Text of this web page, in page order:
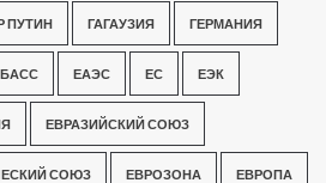
ПУТИН ГАГАУЗИЯ ГЕРМАНИЯ
ЕАЭС ЕС ЕЭК
ЕВРАЗИЙСКИЙ СОЮЗ
СОЮЗ ЕВРОЗОНА ЕВРОПА